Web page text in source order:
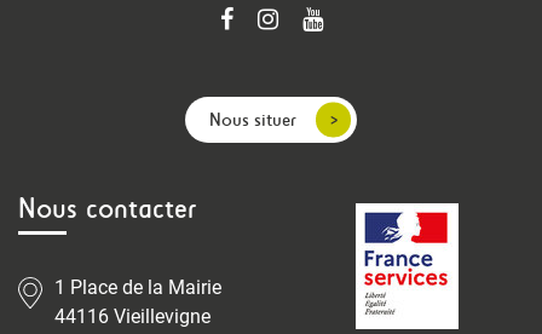
Nous situer
Nous contacter
1 Place de la Mairie
44116 Vieillevigne